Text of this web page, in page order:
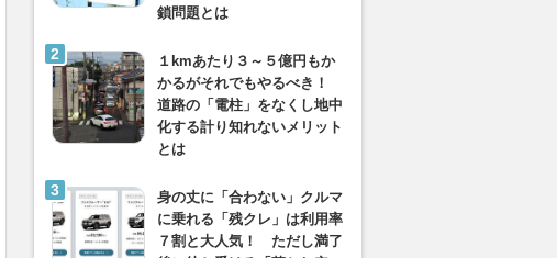
鎖問題とは
１kmあたり３～５億円もか
かるがそれでもやるべき！
道路の「電柱」をなくし地中
化する計り知れないメリット
とは
身の丈に「合わない」クルマ
に乗れる「残クレ」は利用率
７割と大人気！ ただし満了